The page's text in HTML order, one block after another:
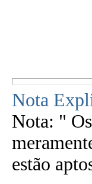
Nota
Nota: "
estão